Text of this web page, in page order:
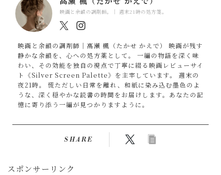
映画と余韻の調剤師。｜ 週末21時の処方箋。
映画と余韻の調剤師｜高瀬 楓（たかせ かえで） 映画が残す
静かな余韻を、心への処方薬として。 一編の物語を深く味
わい、その効能を独自の視点で丁寧に綴る映画レビューサイ
ト《Silver Screen Palette》を主宰しています。 週末の
夜21時。 慌ただしい日常を離れ、和紙に染み込む墨色のよ
うな、深く穏やかな読書の時間をお届けします。あなたの記
憶に寄り添う一編が見つかりますように。
SHARE
スポンサーリンク